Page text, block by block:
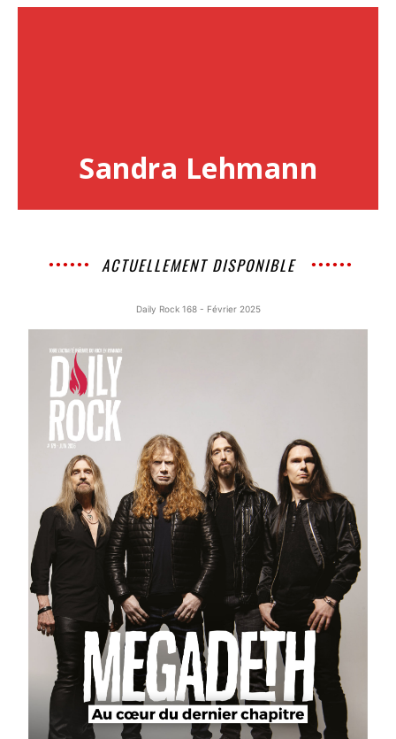
Sandra Lehmann
ACTUELLEMENT DISPONIBLE
Daily Rock 168 - Février 2025